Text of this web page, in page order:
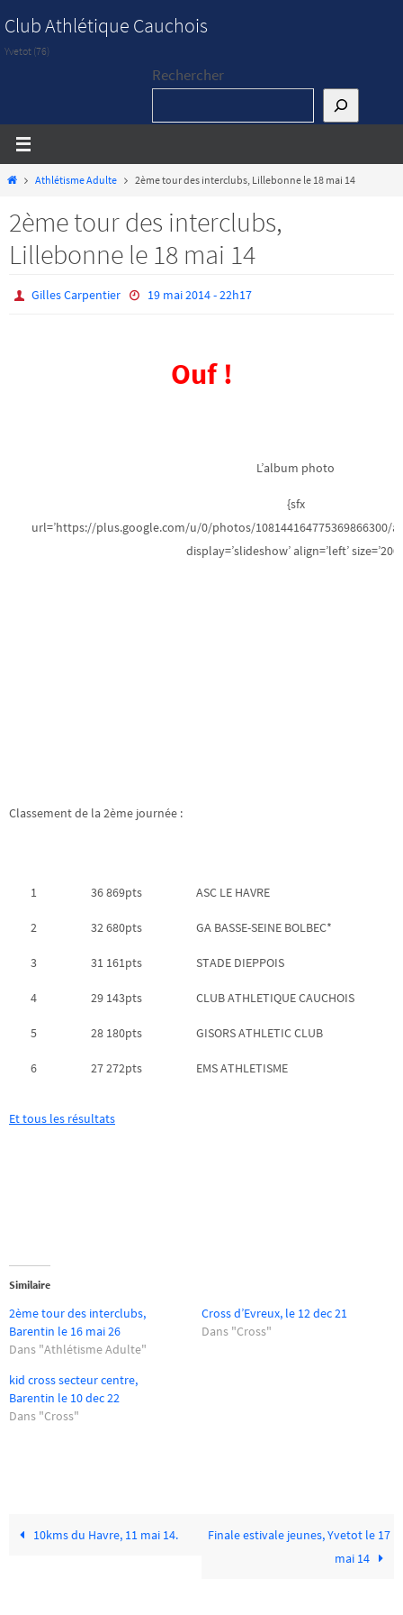
vers
le
Club Athlétique Cauchois
Yvetot (76)
Rechercher
HomeAthlétisme Adulte 2ème tour des interclubs, Lillebonne le 18 mai 14
2ème tour des interclubs,
Lillebonne le 18 mai 14
Gilles Carpentier 19 mai 2014 - 22h17
Ouf !
L’album photo
{sfx
url=’https://plus.google.com/u/0/photos/108144164775369866300/
display=’slideshow’ align=’left’
Classement de la 2ème journée :
1 36 869pts ASC LE HAVRE
2 32 680pts GA BASSE-SEINE BOLBEC*
3 31 161pts STADE DIEPPOIS
4 29 143pts CLUB ATHLETIQUE CAUCHOIS
5 28 180pts GISORS ATHLETIC CLUB
6 27 272pts EMS ATHLETISME
Et tous les résultats
Similaire
2ème tour des interclubs,
Barentin le 16 mai 26
Dans "Athlétisme Adulte"
Cross d’Evreux, le 12 dec 21
Dans "Cross"
kid cross secteur centre,
Barentin le 10 dec 22
Dans "Cross"
10kms du Havre, 11 mai 14.
Finale estivale jeunes, Yvetot le 17
mai 14